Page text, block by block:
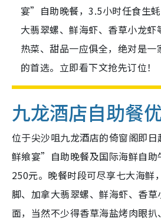
宴”自助晚餐，3.5小时任食生
大翡翠螺、鲜海虾、香草小龙虾
热菜、甜品一应俱全，绝对是
的首选。立即看下文抢先订位！
九龙酒店自助餐
位于尖沙咀九龙酒店的倚窗阁即
鲜飨宴”自助晚餐及国际海鲜自助
250元。晚餐时段可尽享七大海鲜
脚、加拿大翡翠螺、鲜海虾、香
面，当然不少得香草海盐烤肉眼